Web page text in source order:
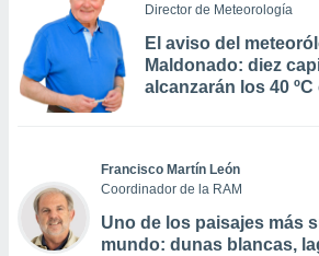
Director de Meteorología
El aviso del
Maldonado: diez
alcanzarán los 40
Francisco Martín León
Coordinador de la RAM
Uno de los paisajes más
mundo: dunas blancas,